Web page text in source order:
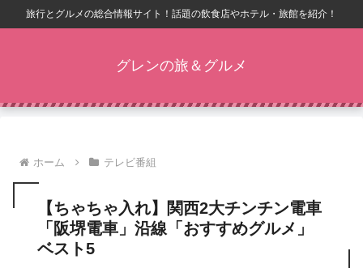
旅行とグルメの総合情報サイト！話題の飲食店やホテル・旅館を紹介！
グレンの旅＆グルメ
ホーム テレビ番組
【ちゃちゃ入れ】関西2大チンチン電車
「阪堺電車」沿線「おすすめグルメ」
ベスト5